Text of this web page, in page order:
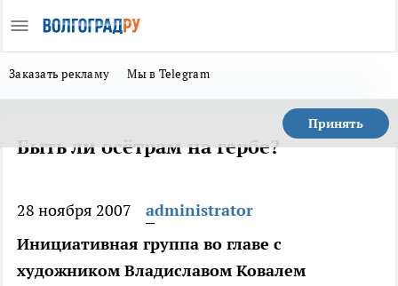
Заказать рекламу Мы в Telegram
Принять
Быть ли осётрам на гербе?
28 ноября 2007
administrator
Инициативная группа во главе с
художником Владиславом Ковалем